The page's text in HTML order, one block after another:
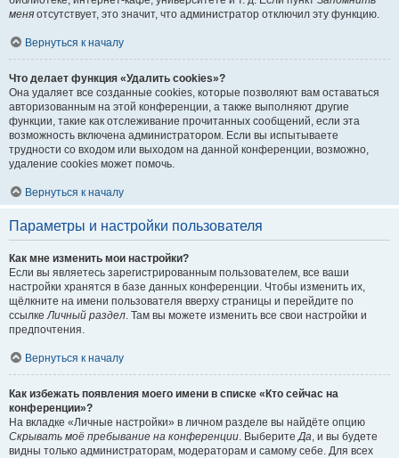
меня отсутствует, это значит, что администратор отключил эту функцию.
Вернуться к началу
Что делает функция «Удалить cookies»?
Она удаляет все созданные cookies, которые позволяют вам оставаться
авторизованным на этой конференции, а также выполняют другие
функции, такие как отслеживание прочитанных сообщений, если эта
возможность включена администратором. Если вы испытываете
трудности со входом или выходом на данной конференции, возможно,
удаление cookies может помочь.
Вернуться к началу
Параметры и настройки пользователя
Как мне изменить мои настройки?
Если вы являетесь зарегистрированным пользователем, все ваши
настройки хранятся в базе данных конференции. Чтобы изменить их,
щёлкните на имени пользователя вверху страницы и перейдите по
ссылкеЛичный раздел. Там вы можете изменить все свои настройки и
предпочтения.
Вернуться к началу
Как избежать появления моего имени в списке «Кто сейчас на
конференции»?
На вкладке «Личные настройки» в личном разделе вы найдёте опцию
Скрывать моё пребывание на конференции. ВыберитеДа, и вы будете
видны только администраторам, модераторам и самому себе. Для всех